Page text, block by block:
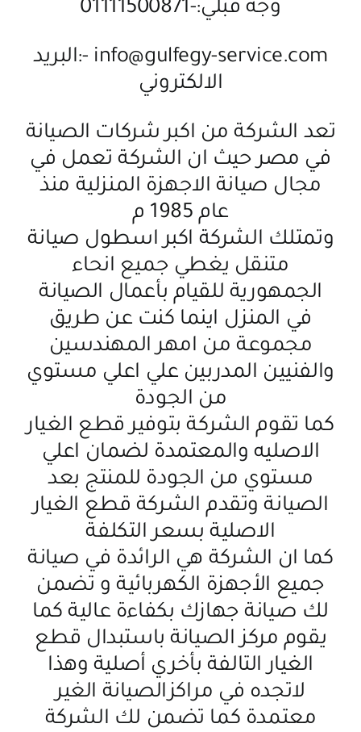
وجه قبلي:-01111500871
info@gulfegy-service.com -:البريد
الالكتروني
تعد الشركة من اكبر شركات الصيانة
في مصر حيث ان الشركة تعمل في
مجال صيانة الاجهزة المنزلية منذ
عام 1985 م
وتمتلك الشركة اكبر اسطول صيانة
متنقل يغطي جميع انحاء
الجمهورية للقيام بأعمال الصيانة
في المنزل اينما كنت عن طريق
مجموعة من امهر المهندسين
والفنيين المدربين علي اعلي مستوي
من الجودة
كما تقوم الشركة بتوفير قطع الغيار
الاصليه والمعتمدة لضمان اعلي
مستوي من الجودة للمنتج بعد
الصيانة وتقدم الشركة قطع الغيار
الاصلية بسعر التكلفة
كما ان الشركة هي الرائدة في صيانة
جميع الأجهزة الكهربائية و تضمن
لك صيانة جهازك بكفاءة عالية كما
يقوم مركز الصيانة باستبدال قطع
الغيار التالفة بأخري أصلية وهذا
لاتجده في مراكزالصيانة الغير
معتمدة كما تضمن لك الشركة